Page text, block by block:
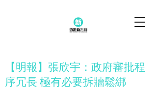
【明報】張欣宇：政府審批程
序冗長 極有必要拆牆鬆綁